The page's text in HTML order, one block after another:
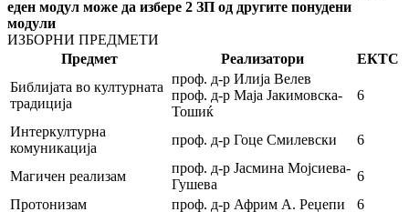
еден модул може да избере 2 ЗП од другите понудени
модули
ИЗБОРНИ ПРЕДМЕТИ
Предмет
Реализатори
ЕКТС
Библијата во културната
традиција
проф. д-р Илија Велев
проф. д-р Маја Јакимовска-
Тошиќ
6
Интеркултурна
комуникација
проф. д-р Гоце Смилевски 6
Магичен реализам
проф. д-р Јасмина Мојсиева-
Гушева
6
Протонизам
проф. д-р Африм А. Реџепи 6